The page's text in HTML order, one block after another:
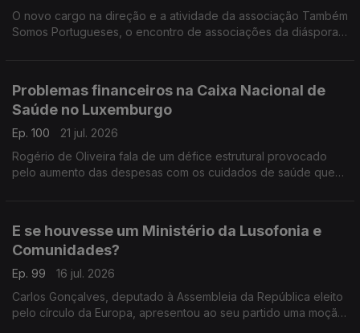
O novo cargo na direção e a atividade da associação Também
Somos Portugueses, o encontro de associações da diáspora
Problemas financeiros na Caixa Nacional de
Saúde no Luxemburgo
Ep. 100
21 jul. 2026
Rogério de Oliveira fala de um défice estrutural provocado
pelo aumento das despesas com os cuidados de saúde que
E se houvesse um Ministério da Lusofonia e
Comunidades?
Ep. 99
16 jul. 2026
Carlos Gonçalves, deputado à Assembleia da República eleito
pelo círculo da Europa, apresentou ao seu partido uma moção